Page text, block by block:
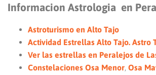
Informacion Astrologia en
Astroturismo en Alto Tajo
Actividad Estrellas Alto Tajo. Astro
Ver las estrellas en Peralejos de
Constelaciones Osa Menor, Osa